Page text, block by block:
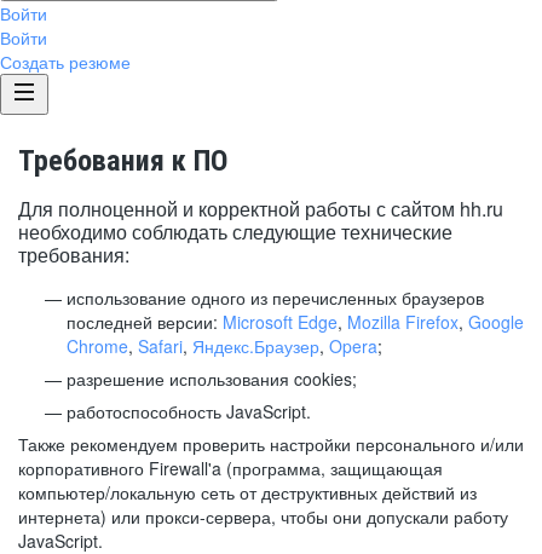
Войти
Войти
Создать резюме
Требования к ПО
Для полноценной и корректной работы с сайтом hh.ru
необходимо соблюдать следующие технические
требования:
использование одного из перечисленных браузеров
последней версии: Microsoft Edge, Mozilla Firefox, Google
Chrome, Safari, Яндекс.Браузер, Opera;
разрешение использования cookies;
работоспособность JavaScript.
Также рекомендуем проверить настройки персонального и/или
корпоративного Firewall'a (программа, защищающая
компьютер/локальную сеть от деструктивных действий из
интернета) или прокси-сервера, чтобы они допускали работу
JavaScript.